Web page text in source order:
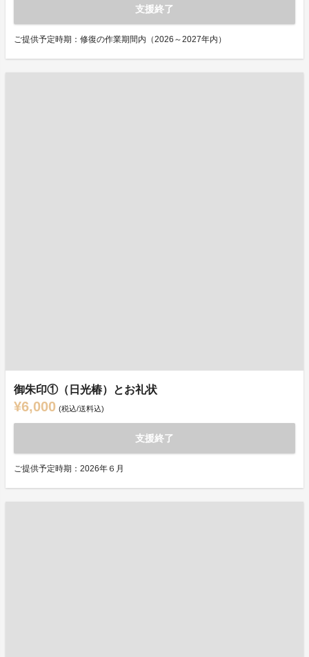
支援終了
ご提供予定時期：修復の作業期間内（2026～2027年内）
御朱印①（日光椿）とお礼状
¥6,000 (税込/送料込)
支援終了
ご提供予定時期：2026年６月